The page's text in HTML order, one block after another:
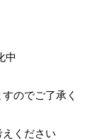
中
のでご了承く
ください